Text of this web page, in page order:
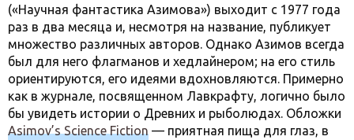
(«Научная фантастика Азимова») выходит с 1977 года
раз в два месяца и, несмотря на название, публикует
множество различных авторов. Однако Азимов всегда
был для него флагманов и хедлайнером; на его стиль
ориентируются, его идеями вдохновляются. Примерно
как в журнале, посвященном Лавкрафту, логично было
бы увидеть истории о Древних и рыболюдах. Обложки
Asimov’s Science Fiction — приятная пища для глаз, в